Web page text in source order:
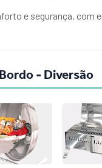
e segurança, com
- Diversão